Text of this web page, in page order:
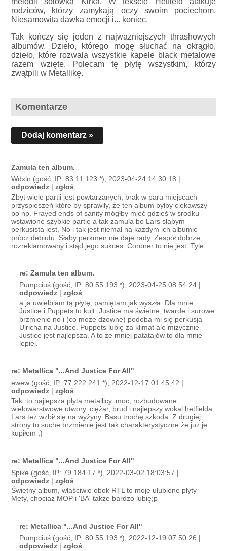
rodziców, którzy zamykają oczy swoim pociechom.
Niesamowita dawka emocji i... koniec.
Tak kończy się jeden z najważniejszych thrashowych
albumów. Dzieło, którego mogę słuchać na okrągło,
dzieło, które rozwala wszystkie kapele black metalowe
razem wzięte. Polecam tę płytę wszystkim, którzy
zwątpili w Metallikę.
Komentarze
Dodaj komentarz »
Zamula ten album.
Wdxln (gość, IP: 83.11.123.*), 2023-04-24 14:30:18 |
odpowiedz |zgłoś
Zbyt wiele partii jest powtarzanych, brak w paru miejscach
przyspieszeń które by sprawiły, że ten album byłby ciekawszy
bo np. Frayed ends of sanity mógłby mieć gdzieś w środku
wstawione szybkie partie a tak zamula bo Lars słabym
perkusista jest. No i tak jest niemal na każdym ich albumie
prócz debiutu. Słaby perkmen nie daje rady. Zespół dobrze
rozreklamowany i stąd jego sukces. Coroner to nie jest. Tyle
re: Zamula ten album.
Pumpciuś (gość, IP: 80.55.193.*), 2023-04-25 08:54:24 |
odpowiedz |zgłoś
a ja uwielbiam tą płytę, pamiętam jak wyszła. Dla mnie
Justice i Puppets to kult. Justice ma świetne, twarde i surowe
brzmienie no i (co może dzowne) podoba mi się perkusja
Ulricha na Justice. Puppets lubię za klimat ale mizycznie
Justice jest najlepsza. A to że mniej patatajów to dla mnie
lepiej.
re: Metallica "...And Justice For All"
ewew (gość, IP: 77.222.241.*), 2022-12-17 01:45:42 |
odpowiedz |zgłoś
Tak. to najlepsza płyta metallicy. moc, rozbudowane
wielowarstwowe utwory. ciężar, brud i najlepszy wokal hetfielda.
Lars też wzbił się na wyżyny. Basu trochę szkoda. Z drugiej
strony to suche brzmienie jest tak charakterystyczne że już je
kupiłem ;)
re: Metallica "...And Justice For All"
Spike (gość, IP: 79.184.17.*), 2022-03-02 18:03:57 |
odpowiedz |zgłoś
Świetny album, właściwie obok RTL to moje ulubione płyty
Mety, chociaż MOP i 'BA' także bardzo lubię;p
re: Metallica "...And Justice For All"
Pumpciuś (gość, IP: 80.55.193.*), 2022-12-19 07:50:26 |
odpowiedz |zgłoś